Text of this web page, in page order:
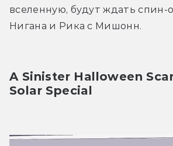
вселенную, будут ждать
Нигана и Рика с Мишонн.
A Sinister Halloween
Solar Special